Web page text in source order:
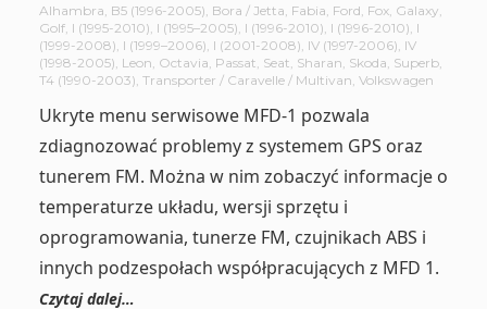
Alhambra B5 (1996-2005) Bora / Jetta Fabia Ford Fox, Galaxy
Golf, I (1995-2010) I (1995–2005) I (1996-2010) I (1996-2010) I
(1999-2008) I (1999–2006) I (2001-2008) IV (1997-2006) IV
(1998-2005) Leon Octavia Passat Seat Sharan Skoda Superb,
T4 (1990-2003) Transporter / Caravelle / Multivan Volkswagen
Ukryte menu serwisowe MFD-1 pozwala
zdiagnozować problemy z systemem GPS oraz
tunerem FM. Można w nim zobaczyć informacje o
temperaturze układu, wersji sprzętu i
oprogramowania, tunerze FM, czujnikach ABS i
innych podzespołach współpracujących z MFD 1.
Czytaj dalej…